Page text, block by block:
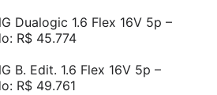
Dualogic 1.6 Flex 16V 5p –
R$ 45.774
B. Edit. 1.6 Flex 16V 5p –
R$ 49.761